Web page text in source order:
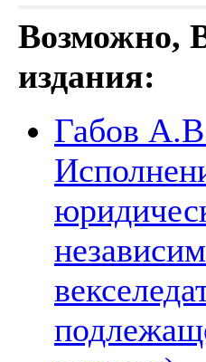
Возможно,
издания:
Габов